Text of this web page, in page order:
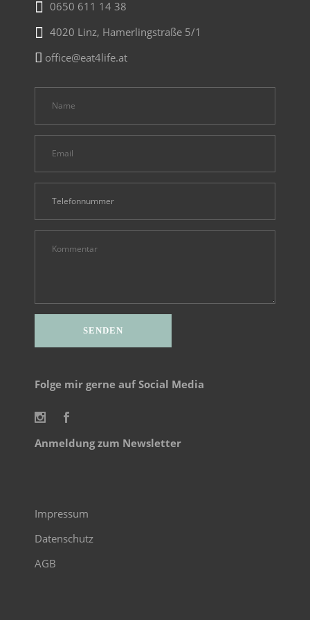
0650 611 14 38
4020 Linz, Hamerlingstraße 5/1
office@eat4life.at
Folge mir gerne auf Social Media
Anmeldung zum Newsletter
Impressum
Datenschutz
AGB